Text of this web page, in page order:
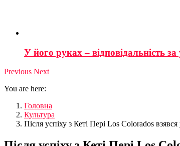
У його руках – відповідальність
Previous Next
You are here:
Головна
Культура
Після успіху з Кеті Пері Los Colorados